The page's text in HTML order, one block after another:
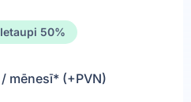
Ietaupi 50%
/ mēnesī* (+PVN)